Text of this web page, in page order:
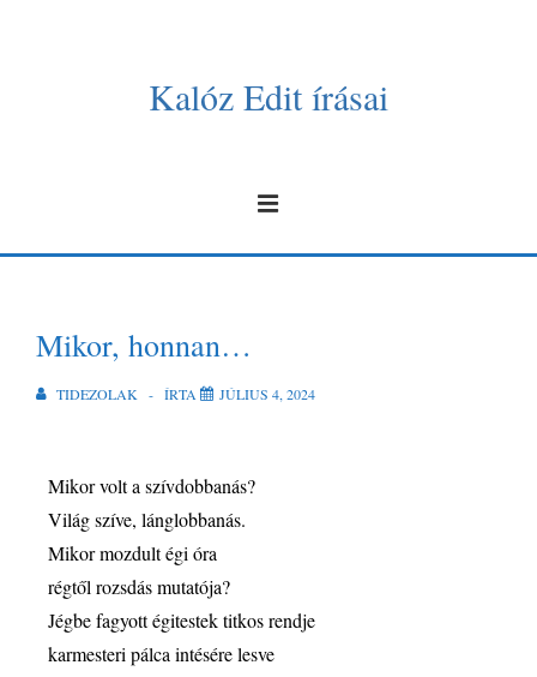
Kalóz Edit írásai
Mikor, honnan…
TIDEZOLAK ÍRTA JÚLIUS 4, 2024
Mikor volt a szívdobbanás?
Világ szíve, lánglobbanás.
Mikor mozdult égi óra
régtől rozsdás mutatója?
Jégbe fagyott égitestek titkos rendje
karmesteri pálca intésére lesve